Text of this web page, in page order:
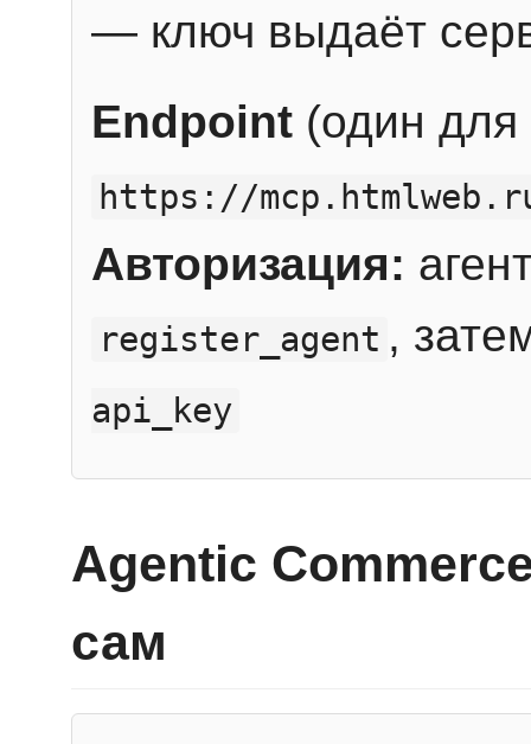
— ключ выдаёт
Endpoint (один для
https://
Авторизация:
register_agent ,
api_key
Agentic
сам